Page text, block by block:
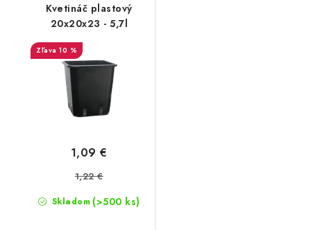
Kvetináč plastový
20x20x23 - 5,7l
10 %
Skladom (>500 ks)
1,09 €
1,22 €